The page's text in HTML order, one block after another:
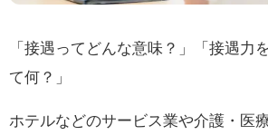
「接遇ってどんな意味？」「接遇力
て何？」
ホテルなどのサービス業や介護・医